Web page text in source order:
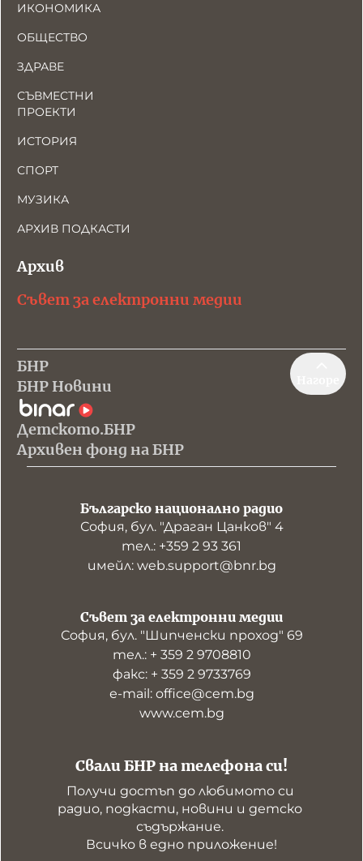
ИКОНОМИКА
ОБЩЕСТВО
ЗДРАВЕ
СЪВМЕСТНИ
ПРОЕКТИ
ИСТОРИЯ
СПОРТ
МУЗИКА
АРХИВ ПОДКАСТИ
Архив
Съвет за електронни медии
БНР
БНР Новини
Детското.БНР
Архивен фонд на БНР
Българско национално радио
София, бул. "Драган Цанков" 4
тел.: +359 2 93 361
имейл: web.support@bnr.bg
Свали БНР на телефона си!
Получи достъп до любимото си
радио, подкасти, новини и детско
съдържание.
Всичко в едно приложение!
Съвет за електронни медии
София, бул. "Шипченски проход" 69
тел.: + 359 2 9708810
факс: + 359 2 9733769
е-mail: office@cem.bg
www.cem.bg